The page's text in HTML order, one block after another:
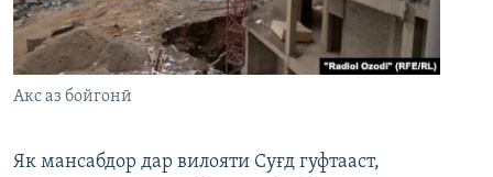
Акс аз бойгонӣ
Як мансабдор дар вилояти Суғд гуфтааст,